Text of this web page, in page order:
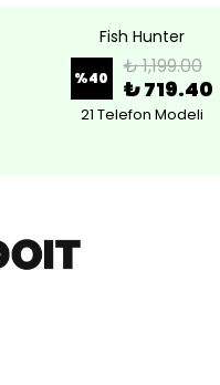
Fish Hunter
%40 ₺ 1,199.00
₺ 719.40
21 Telefon Modeli